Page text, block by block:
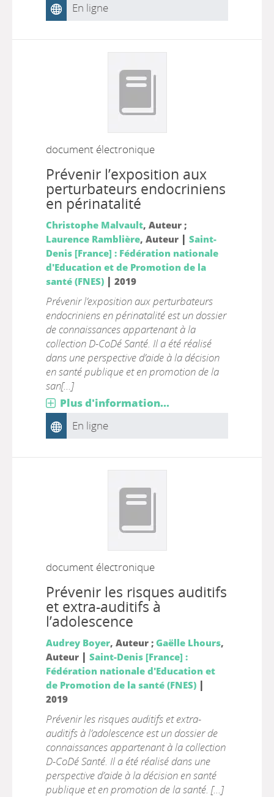
En ligne
document électronique
Prévenir l’exposition aux
perturbateurs endocriniens
en périnatalité
Christophe Malvault, Auteur ;
Laurence Ramblière, Auteur | Saint-
Denis [France] : Fédération nationale
d'Education et de Promotion de la
santé (FNES)| 2019
Prévenir l’exposition aux perturbateurs
endocriniens en périnatalité est un dossier
de connaissances appartenant à la
collection D-CoDé Santé. Il a été réalisé
dans une perspective d’aide à la décision
en santé publique et en promotion de la
san[...]
Plus d'information...
En ligne
document électronique
Prévenir les risques auditifs
et extra-auditifs à
l’adolescence
Audrey Boyer, Auteur ; Gaëlle Lhours,
Auteur | Saint-Denis [France] :
Fédération nationale d'Education et
de Promotion de la santé (FNES)|
2019
Prévenir les risques auditifs et extra-
auditifs à l’adolescence est un dossier de
connaissances appartenant à la collection
D-CoDé Santé. Il a été réalisé dans une
perspective d’aide à la décision en santé
publique et en promotion de la santé. [...]